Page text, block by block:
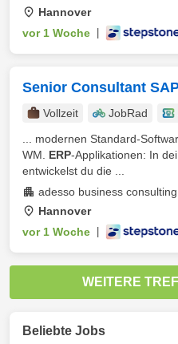
Hannover
vor 1 Woche
Senior Consultant
Vollzeit JobRad
... modernen Standard-
WM. ERP-Applikationen: In
entwickelst du die ...
adesso business consulting
Hannover
vor 1 Woche
WEITERE
Beliebte Jobs